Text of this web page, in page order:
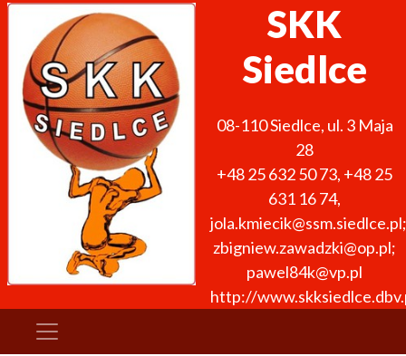
SKK
Siedlce
08-110Siedlce, ul. 3 Maja
28
+48 25 632 50 73, +48 25
631 16 74,
jola.kmiecik@ssm.siedlce.pl;
zbigniew.zawadzki@op.pl;
pawel84k@vp.pl
http://